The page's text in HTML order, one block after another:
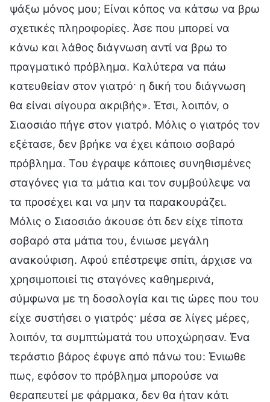
ψάξω μόνος μου; Είναι κόπος να κάτσω να βρω
σχετικές πληροφορίες. Άσε που μπορεί να
κάνω και λάθος διάγνωση αντί να βρω το
πραγματικό πρόβλημα. Καλύτερα να πάω
κατευθείαν στον γιατρό· η δική του διάγνωση
θα είναι σίγουρα ακριβής». Έτσι, λοιπόν, ο
Σιαοσιάο πήγε στον γιατρό. Μόλις ο γιατρός τον
εξέτασε, δεν βρήκε να έχει κάποιο σοβαρό
πρόβλημα. Του έγραψε κάποιες συνηθισμένες
σταγόνες για τα μάτια και τον συμβούλεψε να
τα προσέχει και να μην τα παρακουράζει.
Μόλις ο Σιαοσιάο άκουσε ότι δεν είχε τίποτα
σοβαρό στα μάτια του, ένιωσε μεγάλη
ανακούφιση. Αφού επέστρεψε σπίτι, άρχισε να
χρησιμοποιεί τις σταγόνες καθημερινά,
σύμφωνα με τη δοσολογία και τις ώρες που του
είχε συστήσει ο γιατρός· μέσα σε λίγες μέρες,
λοιπόν, τα συμπτώματά του υποχώρησαν. Ένα
τεράστιο βάρος έφυγε από πάνω του: Ένιωθε
πως, εφόσον το πρόβλημα μπορούσε να
θεραπευτεί με φάρμακα, δεν θα ήταν κάτι